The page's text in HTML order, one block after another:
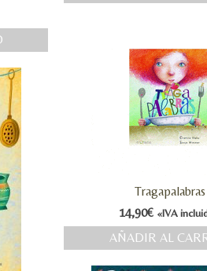
Tragapalabras
14,90€ «IVA
AÑADIR AL